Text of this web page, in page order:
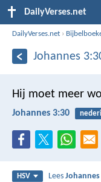
DailyVerses.net
DailyVerses.net ›
Johannes
Hij moet meer
Johannes 3:30
HSV LeesJohannes